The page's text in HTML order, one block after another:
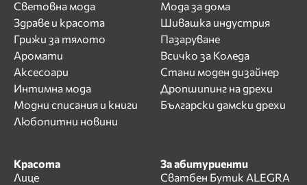
Световна мода
Здраве и красота
Грижи за тялото
Аромати
Аксесоари
Интимна мода
Модни списания и книги
Любопитни новини
Мода за дома
Шивашка индустрия
Пазаруване
Всичко за Коледа
Стани моден дизайнер
Дропшипинг на дрехи
Български дамски дрехи
Красота
Лице
За абитуриенти
Сватбен Бутик ALEGRA